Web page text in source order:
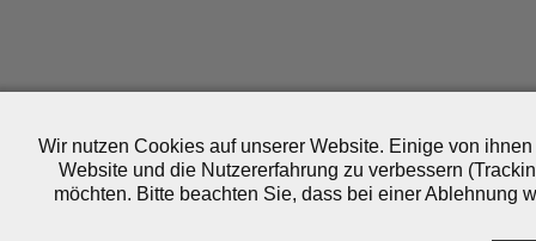
Wir nutzen Cookies auf unserer Website. Einige von
Website und die Nutzererfahrung zu verbessern
möchten. Bitte beachten Sie, dass bei einer Ablehnung